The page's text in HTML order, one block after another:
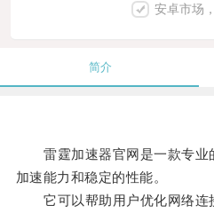
安卓市场
简介
雷霆加速器官网是一款专业
加速能力和稳定的性能。
它可以帮助用户优化网络连